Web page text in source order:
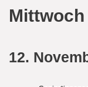
Mittwoch
12.